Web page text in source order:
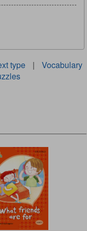
type |
Vocabulary